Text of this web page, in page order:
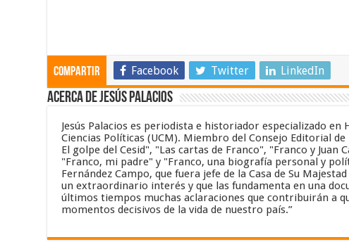
Compartir Facebook Twitter LinkedIn
Acerca de Jesús Palacios
Jesús Palacios es periodista e historiador especializado
Ciencias Políticas (UCM). Miembro del Consejo Editorial
El golpe del Cesid", "Las cartas de Franco", "Franco y
"Franco, mi padre" y "Franco, una biografía personal y
Fernández Campo, que fuera jefe de la Casa de Su
un extraordinario interés y que las fundamenta en una
últimos tiempos muchas aclaraciones que contribuirán a
momentos decisivos de la vida de nuestro país.”